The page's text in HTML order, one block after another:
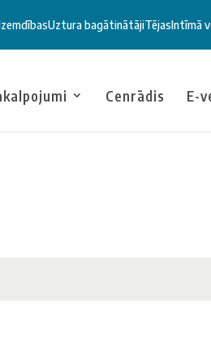
Uztura bagātinātājiTējasIntīmā
Cenrādis E-